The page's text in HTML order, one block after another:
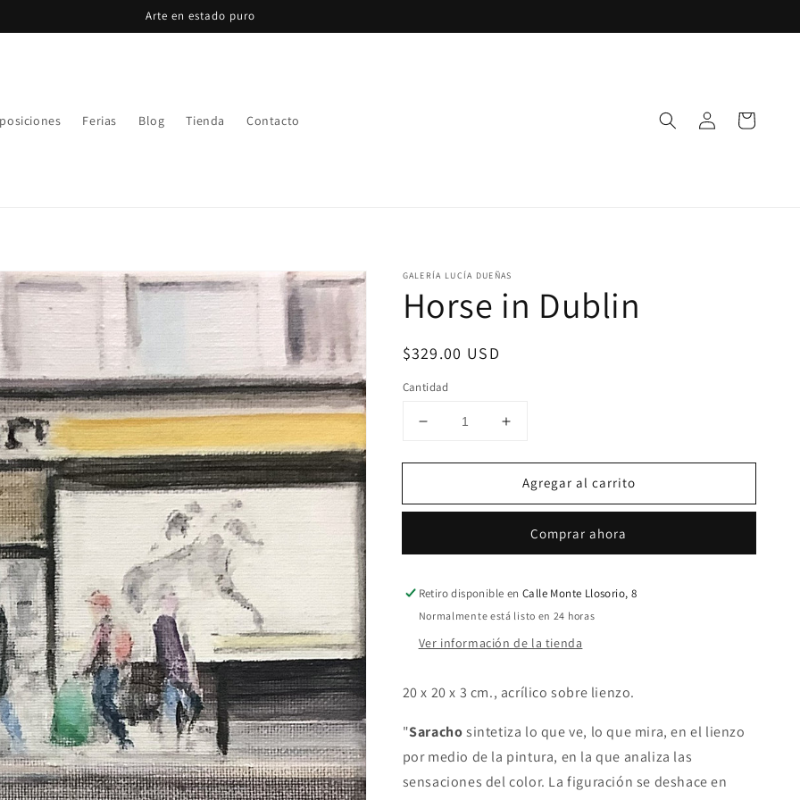
Arte en estado puro
Ferias Blog Tienda Contacto
sesión
Carrito
GALERÍA LUCÍA DUEÑAS
Horse in Dublin
Precio
habitual
$329.00 USD
Cantidad
Reducir
para
in
Aumentar
para
Horse
in
Agregar al carrito
Comprar ahora
Retiro disponible en Calle Monte Llosorio, 8
Normalmente está listo en 24 horas
Ver información de la tienda
20 x 20 x 3 cm., acrílico sobre lienzo.
"Sarachosintetiza lo que ve, lo que mira, en el lienzo
por medio de la pintura, en la que analiza las
sensaciones del color. La figuración se deshace en